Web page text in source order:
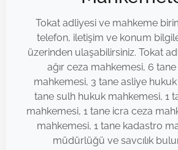
Tokat adliyesi ve mahkeme
telefon, iletişim ve konum
üzerinden ulaşabilirsiniz. Tokat
ağır ceza mahkemesi, 6
mahkemesi, 3 tane asliye
tane sulh hukuk mahkemesi, 1
mahkemesi, 1 tane icra ceza
mahkemesi, 1 tane kadastro
müdürlüğü ve savcılık